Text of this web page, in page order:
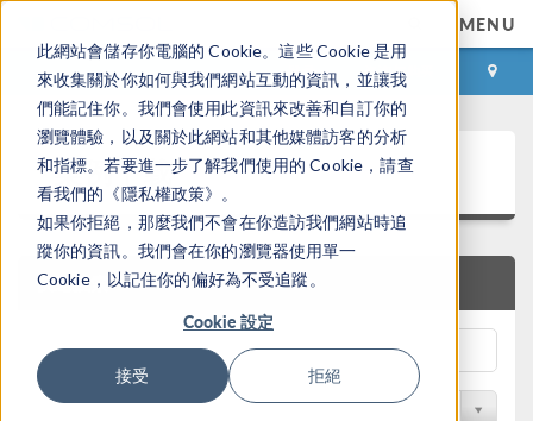
此網站會儲存你電腦的 Cookie。這些 Cookie 是用
來收集關於你如何與我們網站互動的資訊，並讓我
們能記住你。我們會使用此資訊來改善和自訂你的
瀏覽體驗，以及關於此網站和其他媒體訪客的分析
和指標。若要進一步了解我們使用的 Cookie，請查
看我們的《隱私權政策》。
如果你拒絕，那麼我們不會在你造訪我們網站時追
蹤你的資訊。我們會在你的瀏覽器使用單一
Cookie，以記住你的偏好為不受追蹤。
Cookie 設定
接受 拒絕
MENU
登录 咨询与购买
案例下载
快速搜索
按学科过滤